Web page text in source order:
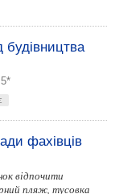
фахівців
відпочити
пляж, тусовка